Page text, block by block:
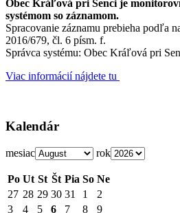
Obec Kráľová pri Senci je
systémom so záznamom.
Spracovanie záznamu prebieha podľa
2016/679, čl. 6 písm. f.
Správca systému: Obec Kráľová pri
Viac informácií nájdete tu
Kalendár
mesiac rok
Po Ut St Št Pia So Ne
27 28 29 30 31 1
2
3
4 5 6 7 8
9